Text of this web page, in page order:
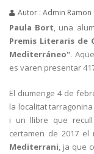
Autor : Admin Ramon
Paula Bort, una
Premis Literaris de
Mediterráneo".
es varen presentar
El diumenge 4 de
la localitat
i un llibre que
certamen de 2017
Mediterrani, ja que